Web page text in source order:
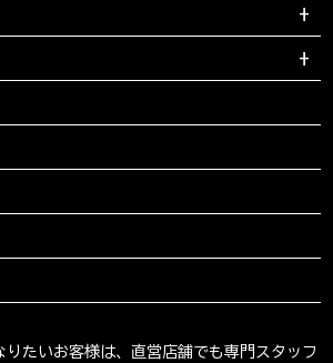
りたいお客様は、直営店舗でも専門スタッフ